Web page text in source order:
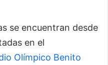
se encuentran desde
en el
Olímpico Benito